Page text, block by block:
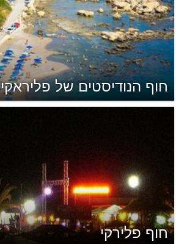
חוף הנודיסטים של פליראקי
חוף פלירקי